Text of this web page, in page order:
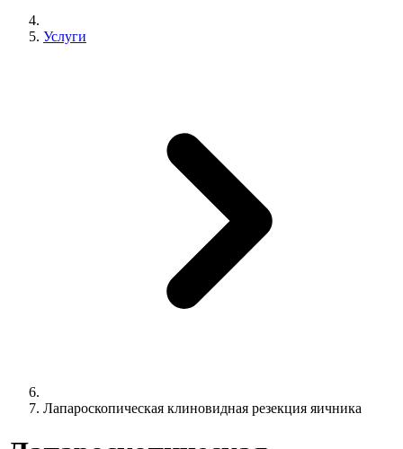
Услуги
Лапароскопическая клиновидная резекция яичника